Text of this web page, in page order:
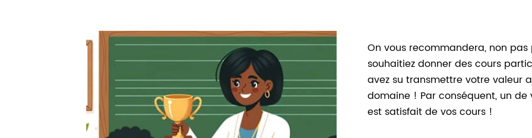
On vous recommandera, non
souhaitiez donner des cours
avez su transmettre votre valeur
domaine ! Par conséquent, un de
est satisfait de vos cours !